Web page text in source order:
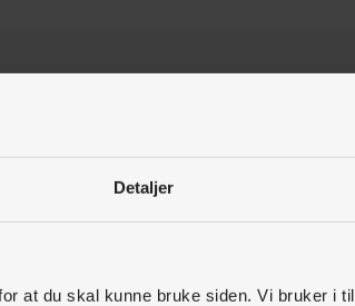
Detaljer
at du skal kunne bruke siden. Vi bruker i
denne artikkelen nyttig for deg?
synes dette var nyttig
Relaterte artikler